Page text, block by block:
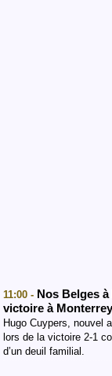
11:00 - Nos Belges
victoire à
Hugo Cuypers, nouvel
lors de la victoire 2-1
d’un deuil familial.